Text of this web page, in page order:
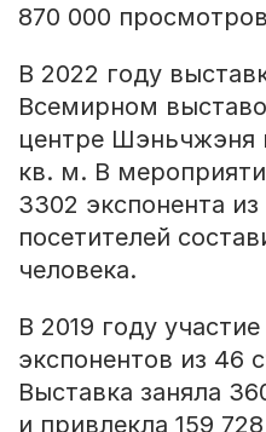
870 000
В 2022 году
Всемирном
центре Шэньчжэня
кв. м. В
3302 экспонента
посетителей
человека.
В 2019 году
экспонентов из 46
Выставка заняла
и привлекла 159